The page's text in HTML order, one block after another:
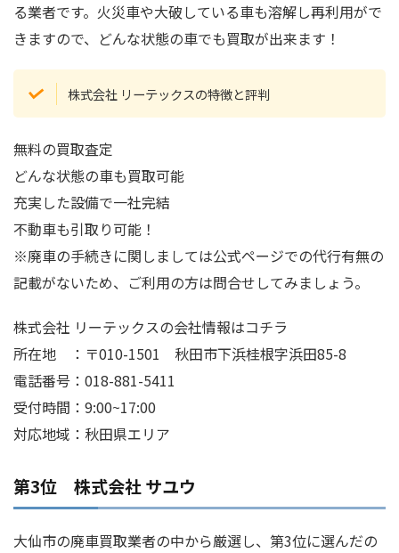
る業者です。火災車や大破している車も溶解し再利用がで
きますので、どんな状態の車でも買取が出来ます！
株式会社 リーテックスの特徴と評判
無料の買取査定
どんな状態の車も買取可能
充実した設備で一社完結
不動車も引取り可能！
※廃車の手続きに関しましては公式ページでの代行有無の
記載がないため、ご利用の方は問合せしてみましょう。
株式会社 リーテックスの会社情報はコチラ
所在地 ：〒010-1501 秋田市下浜桂根字浜田85-8
電話番号：018-881-5411
受付時間：9:00~17:00
対応地域：秋田県エリア
第3位 株式会社 サユウ
大仙市の廃車買取業者の中から厳選し、第3位に選んだの